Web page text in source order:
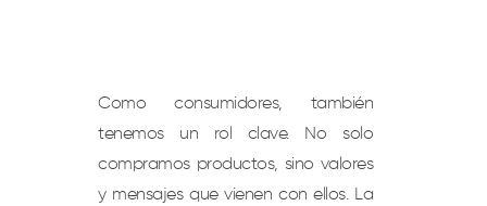
Como consumidores, también
tenemos un rol clave. No solo
compramos productos, sino valores
y mensajes que vienen con ellos. La